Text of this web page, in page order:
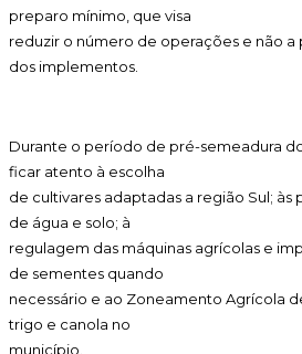
preparo mínimo, que visa
reduzir o número de operações e não
dos implementos.
Durante o período de pré-semeadura
ficar atento à escolha
de cultivares adaptadas a região Sul; às
de água e solo; à
regulagem das máquinas agrícolas e
de sementes quando
necessário e ao Zoneamento Agrícola
trigo e canola no
município.